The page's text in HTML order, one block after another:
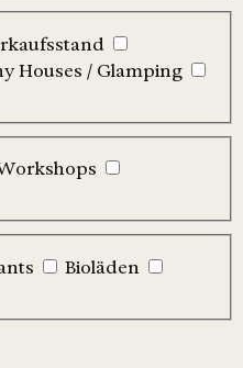
Houses / Glamping
Bioläden